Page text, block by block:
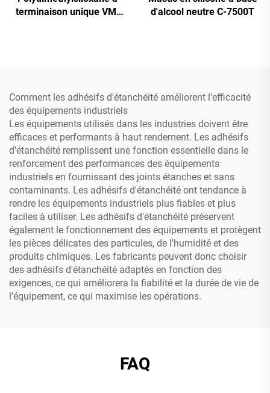
terminaison unique VM-
d'alcool neutre C-7500T
Comment les adhésifs d'étanchéité améliorent l'efficacité
des équipements industriels
Les équipements utilisés dans les industries doivent être
efficaces et performants à haut rendement. Les adhésifs
d'étanchéité remplissent une fonction essentielle dans le
renforcement des performances des équipements
industriels en fournissant des joints étanches et sans
contaminants. Les adhésifs d'étanchéité ont tendance à
rendre les équipements industriels plus fiables et plus
faciles à utiliser. Les adhésifs d'étanchéité préservent
également le fonctionnement des équipements et protègent
les pièces délicates des particules, de l'humidité et des
produits chimiques. Les fabricants peuvent donc choisir
des adhésifs d'étanchéité adaptés en fonction des
exigences, ce qui améliorera la fiabilité et la durée de vie de
l'équipement, ce qui maximise les opérations.
FAQ